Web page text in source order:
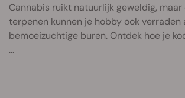
Cannabis ruikt natuurlijk geweldig, maar
terpenen kunnen je hobby ook verraden
bemoeizuchtige buren. Ontdek hoe je
...